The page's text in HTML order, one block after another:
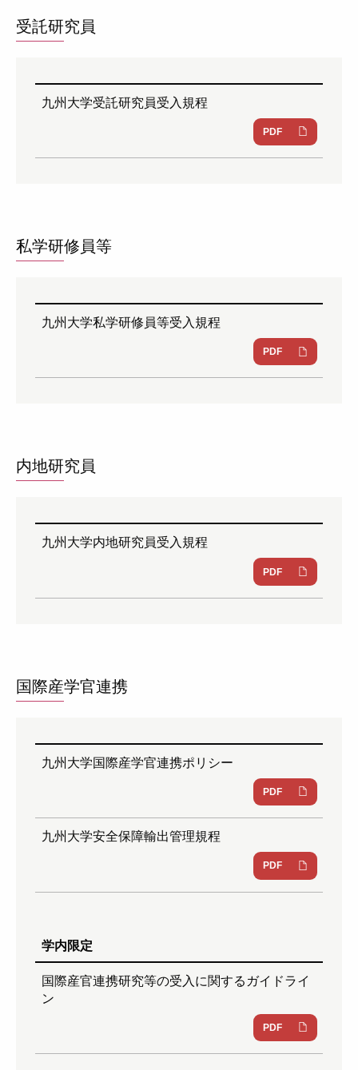
受託研究員
九州大学受託研究員受入規程
PDF
私学研修員等
九州大学私学研修員等受入規程
PDF
内地研究員
九州大学内地研究員受入規程
PDF
国際産学官連携
九州大学国際産学官連携ポリシー
PDF
九州大学安全保障輸出管理規程
PDF
学内限定
国際産官連携研究等の受入に関するガイドライ
ン
PDF